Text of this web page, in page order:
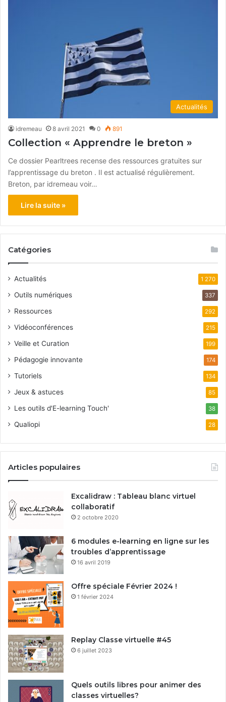
Actualités
idremeau 8 avril 2021 0 891
Collection « Apprendre le breton »
Ce dossier Pearltrees recense des ressources gratuites sur
l’apprentissage du breton . Il est actualisé régulièrement.
Breton, par idremeau voir…
Lire la suite »
Catégories
Actualités 1 270
Outils numériques 337
Ressources 292
Vidéoconférences 215
Veille et Curation 199
Pédagogie innovante 174
Tutoriels 134
Jeux & astuces 85
Les outils d'E-learning Touch' 38
Qualiopi 28
Articles populaires
Excalidraw : Tableau blanc virtuel
collaboratif
2 octobre 2020
6 modules e-learning en ligne sur les
troubles d’apprentissage
16 avril 2019
Offre spéciale Février 2024 !
1 février 2024
Replay Classe virtuelle #45
6 juillet 2023
Quels outils libres pour animer des
classes virtuelles?